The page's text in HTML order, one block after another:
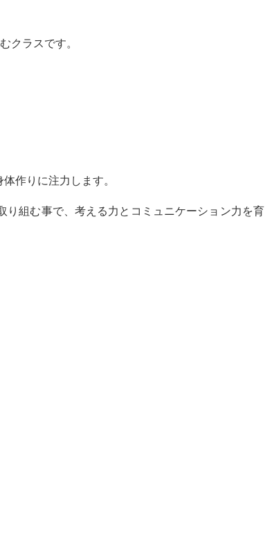
クラスです。
作りに注力します。
組む事で、考える力とコミュニケーション力を育